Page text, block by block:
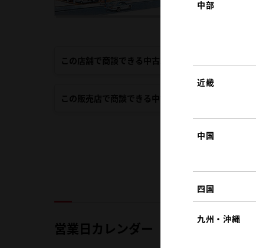
中部
近畿
中国
四国
九州・沖縄
この店舗で商談できる中古車
この販売店で商談できる中古車
営業日カレンダー